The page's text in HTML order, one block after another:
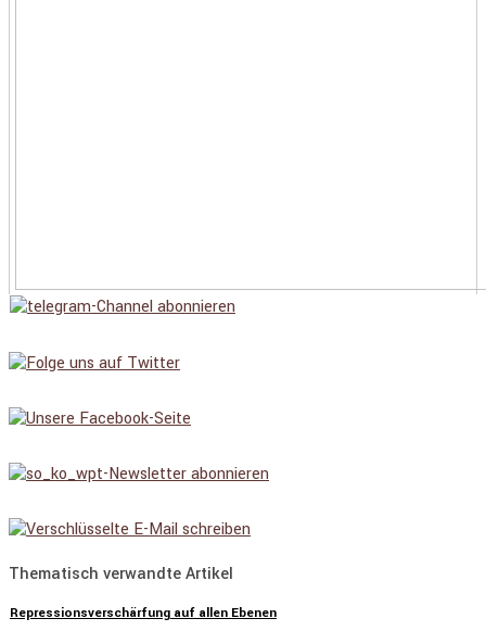
Thematisch verwandte Artikel
Repressionsverschärfung auf allen Ebenen